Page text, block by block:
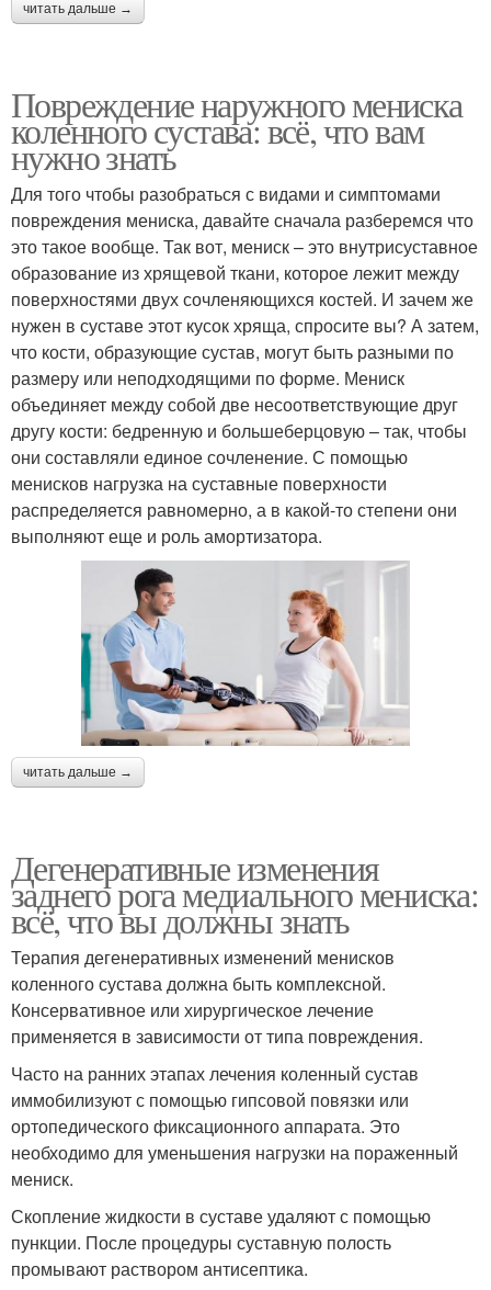
читать дальше →
Повреждение наружного мениска
коленного сустава: всё, что вам
нужно знать
Для того чтобы разобраться с видами и симптомами
повреждения мениска, давайте сначала разберемся что
это такое вообще. Так вот, мениск – это внутрисуставное
образование из хрящевой ткани, которое лежит между
поверхностями двух сочленяющихся костей. И зачем же
нужен в суставе этот кусок хряща, спросите вы? А затем,
что кости, образующие сустав, могут быть разными по
размеру или неподходящими по форме. Мениск
объединяет между собой две несоответствующие друг
другу кости: бедренную и большеберцовую – так, чтобы
они составляли единое сочленение. С помощью
менисков нагрузка на суставные поверхности
распределяется равномерно, а в какой-то степени они
выполняют еще и роль амортизатора.
читать дальше →
Дегенеративные изменения
заднего рога медиального мениска:
всё, что вы должны знать
Терапия дегенеративных изменений менисков
коленного сустава должна быть комплексной.
Консервативное или хирургическое лечение
применяется в зависимости от типа повреждения.
Часто на ранних этапах лечения коленный сустав
иммобилизуют с помощью гипсовой повязки или
ортопедического фиксационного аппарата. Это
необходимо для уменьшения нагрузки на пораженный
мениск.
Скопление жидкости в суставе удаляют с помощью
пункции. После процедуры суставную полость
промывают раствором антисептика.